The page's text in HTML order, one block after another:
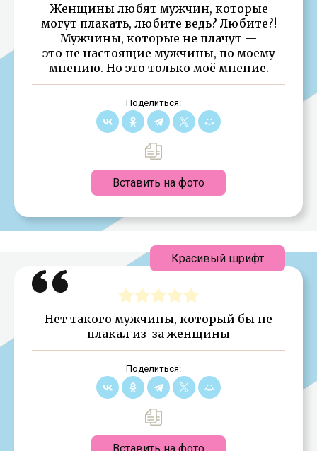
Женщины любят мужчин, которые
могут плакать, любите ведь? Любите?!
Мужчины, которые не плачут —
это не настоящие мужчины, по моему
мнению. Но это только моё мнение.
Поделиться:
Вставить на фото
Нет такого мужчины, который бы не
плакал из-за женщины
Поделиться:
Красивый шрифт